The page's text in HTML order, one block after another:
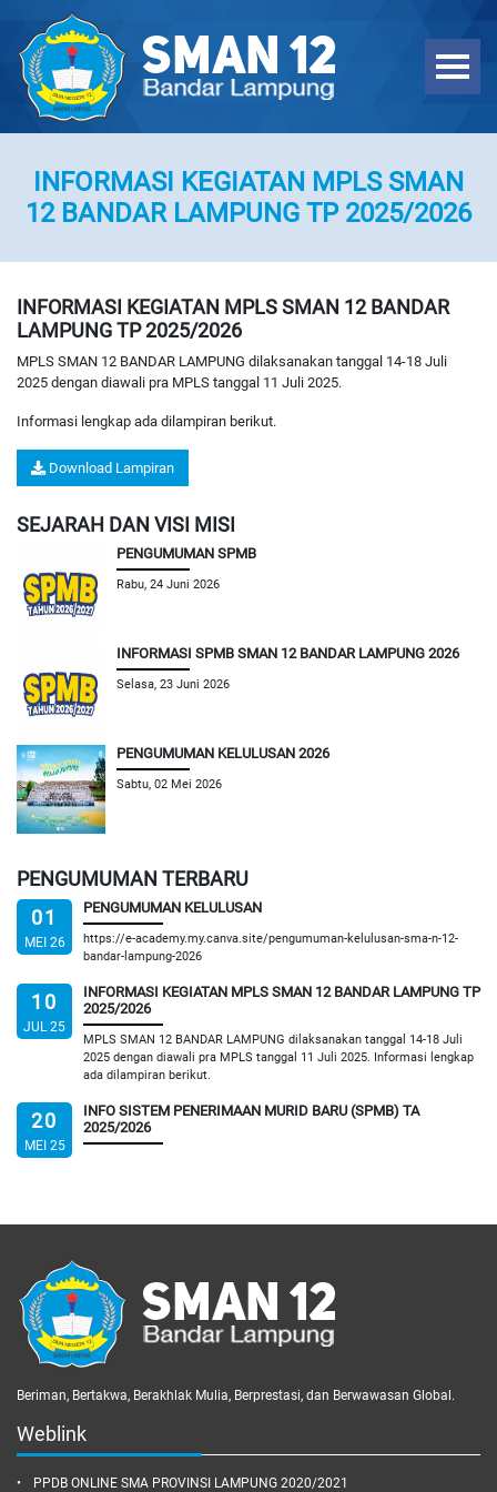
INFORMASI KEGIATAN MPLS SMAN
12 BANDAR LAMPUNG TP 2025/2026
INFORMASI KEGIATAN MPLS SMAN 12 BANDAR
LAMPUNG TP 2025/2026
MPLS SMAN 12 BANDAR LAMPUNG dilaksanakan tanggal 14-18 Juli
2025 dengan diawali pra MPLS tanggal 11 Juli 2025.
Informasi lengkap ada dilampiran berikut.
Download Lampiran
SEJARAH DAN VISI MISI
PENGUMUMAN SPMB
Rabu, 24 Juni 2026
INFORMASI SPMB SMAN 12 BANDAR LAMPUNG 2026
Selasa, 23 Juni 2026
PENGUMUMAN KELULUSAN 2026
Sabtu, 02 Mei 2026
PENGUMUMAN TERBARU
01
MEI 26
PENGUMUMAN KELULUSAN
https://e-academy.my.canva.site/pengumuman-kelulusan-sma-n-12-
bandar-lampung-2026
10
JUL 25
INFORMASI KEGIATAN MPLS SMAN 12 BANDAR LAMPUNG TP
2025/2026
MPLS SMAN 12 BANDAR LAMPUNG dilaksanakan tanggal 14-18 Juli
2025 dengan diawali pra MPLS tanggal 11 Juli 2025. Informasi lengkap
ada dilampiran berikut.
20
MEI 25
INFO SISTEM PENERIMAAN MURID BARU (SPMB) TA
2025/2026
Beriman, Bertakwa, Berakhlak Mulia, Berprestasi, dan Berwawasan Global.
Weblink
PPDB ONLINE SMA PROVINSI LAMPUNG 2020/2021